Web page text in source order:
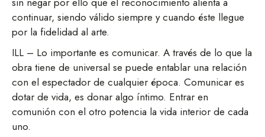
continuar, siendo válido siempre y cuando éste llegue
por la fidelidad al arte.
ILL – Lo importante es comunicar. A través de lo que la
obra tiene de universal se puede entablar una relación
con el espectador de cualquier época. Comunicar es
dotar de vida, es donar algo íntimo. Entrar en
comunión con el otro potencia la vida interior de cada
uno.